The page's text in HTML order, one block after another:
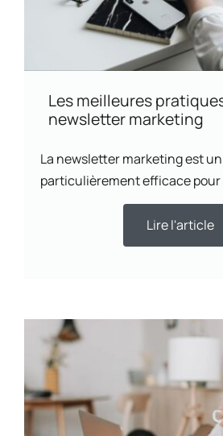
Les meilleures
newsletter marketing
La newsletter marketing est
particulièrement efficace pour
Lire l'article